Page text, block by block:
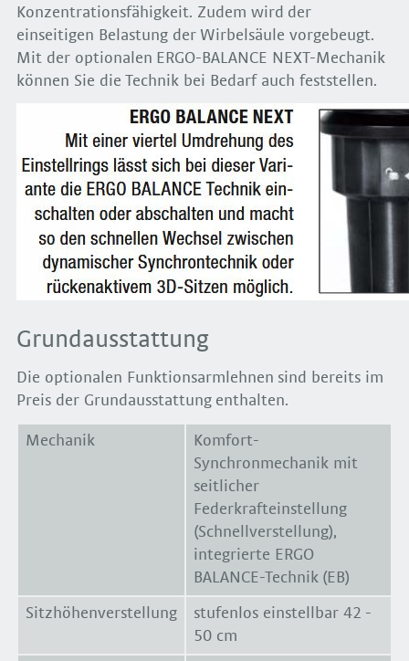
Konzentrationsfähigkeit. Zudem wird der
einseitigen Belastung der Wirbelsäule vorgebeugt.
Mit der optionalen ERGO-BALANCE NEXT-Mechanik
können Sie die Technik bei Bedarf auch feststellen.
Grundausstattung
Die optionalen Funktionsarmlehnen sind bereits im
Preis der Grundausstattung enthalten.
Mechanik
Komfort-
Synchronmechanik mit
seitlicher
Federkrafteinstellung
(Schnellverstellung),
integrierte ERGO
BALANCE-Technik (EB)
Sitzhöhenverstellung
stufenlos einstellbar 42 -
50 cm